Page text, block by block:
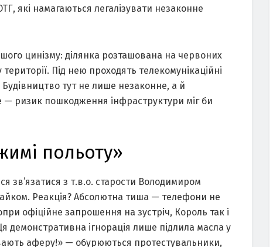
які намагаються легалізувати незаконне
цинізму: ділянка розташована на червоних
території. Під нею проходять телекомунікаційні
Будівництво тут не лише незаконне, а й
— ризик пошкодження інфраструктури міг би
польоту»
зв’язатися з т.в.о. старости Володимиром
Реакція? Абсолютна тиша — телефони не
офіційне запрошення на зустріч, Король так і
демонстративна ігнорація лише підлила масла у
аферу!» — обурюються протестувальники,